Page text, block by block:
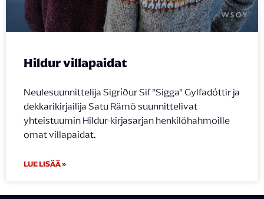
Hildur villapaidat
Neulesuunnittelija Sigríður Sif ”Sigga” Gylfadóttir ja
dekkarikirjailija Satu Rämö suunnittelivat
yhteistuumin Hildur-kirjasarjan henkilöhahmoille
omat villapaidat.
LUE LISÄÄ »